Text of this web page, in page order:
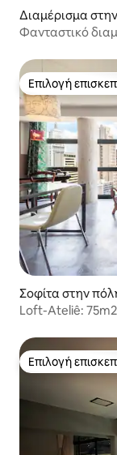
Διαμέρισμα
Φανταστικό
Επιλογή
Επιλογή
Σοφίτα στην
Loft-Ateliê:
Επιλογή
Επιλογή